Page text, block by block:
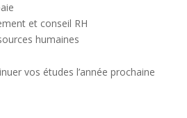
et conseil RH
humaines
vos études l’année prochaine